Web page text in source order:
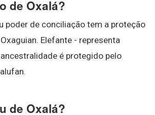
de Oxalá?
poder de conciliação tem a proteção
Oxaguian. Elefante - representa
é protegido pelo
de Oxalá?